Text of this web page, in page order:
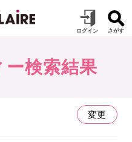
検索結果
変更